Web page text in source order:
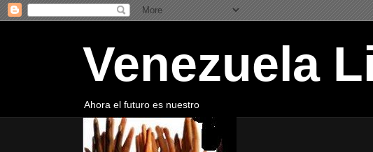
Venezuela
Ahora el futuro es nuestro